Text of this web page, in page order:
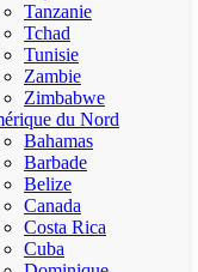
Tanzanie
Tchad
Tunisie
Zambie
Zimbabwe
du Nord
Bahamas
Barbade
Belize
Canada
Costa Rica
Cuba